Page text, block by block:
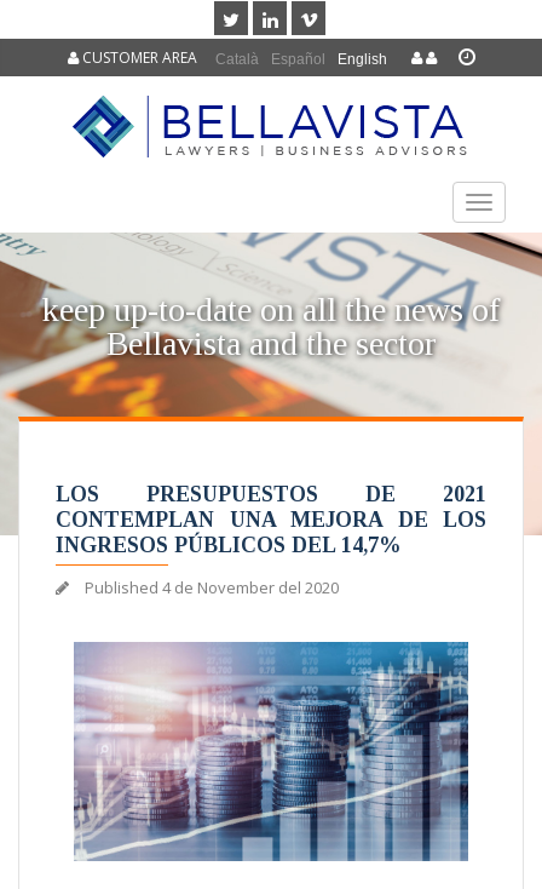
Català Español English
CUSTOMER AREA
TOGGLE
keep up-to-date on all the news of
Bellavista and the sector
LOS PRESUPUESTOS DE 2021
CONTEMPLAN UNA MEJORA DE LOS
INGRESOS PÚBLICOS DEL 14,7%
Published 4 de November del 2020